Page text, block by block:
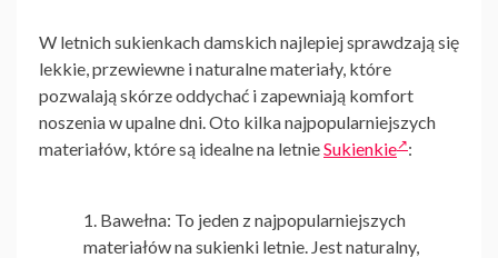
W letnich sukienkach damskichnajlepiej sprawdzają się
lekkie, przewiewne i naturalne materiały, które
pozwalają skórze oddychać i zapewniają komfort
noszenia w upalne dni. Oto kilka najpopularniejszych
materiałów, które są idealne na letnieSukienkie :
Bawełna: To jeden z najpopularniejszych
materiałów na sukienki letnie. Jest naturalny,